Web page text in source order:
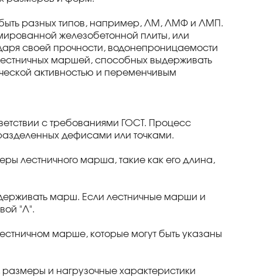
быть разных типов, например, ЛМ, ЛМФ и ЛМП.
железобетонной плиты, или
своей прочности, водонепроницаемости
маршей, способных выдерживать
активностью и переменчивым
с требованиями ГОСТ. Процесс
дефисами или точками.
лестничного марша, такие как его длина,
марш. Если лестничные марши и
"Л".
марше, которые могут быть указаны
и нагрузочные характеристики